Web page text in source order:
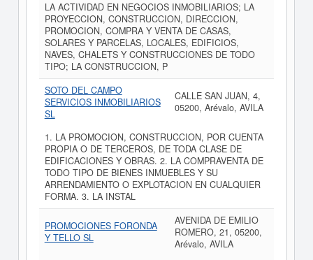
LA ACTIVIDAD EN NEGOCIOS INMOBILIARIOS; LA
PROYECCION, CONSTRUCCION, DIRECCION,
PROMOCION, COMPRA Y VENTA DE CASAS,
SOLARES Y PARCELAS, LOCALES, EDIFICIOS,
NAVES, CHALETS Y CONSTRUCCIONES DE TODO
TIPO; LA CONSTRUCCION, P
SOTO DEL CAMPO
SERVICIOS INMOBILIARIOS
SL
CALLE SAN JUAN, 4,
05200, Arévalo, AVILA
1. LA PROMOCION, CONSTRUCCION, POR CUENTA
PROPIA O DE TERCEROS, DE TODA CLASE DE
EDIFICACIONES Y OBRAS. 2. LA COMPRAVENTA DE
TODO TIPO DE BIENES INMUEBLES Y SU
ARRENDAMIENTO O EXPLOTACION EN CUALQUIER
FORMA. 3. LA INSTAL
PROMOCIONES FORONDA
Y TELLO SL
AVENIDA DE EMILIO
ROMERO, 21, 05200,
Arévalo, AVILA